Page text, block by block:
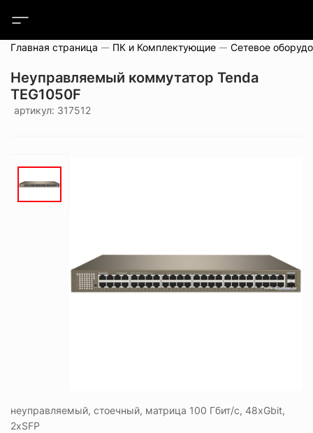
Главная страница ПК и Комплектующие Сетевое
Неуправляемый коммутатор Tenda
TEG1050F
артикул: 317512
неуправляемый, стоечный, матрица 100 Гбит/с, 48xGbit,
2xSFP